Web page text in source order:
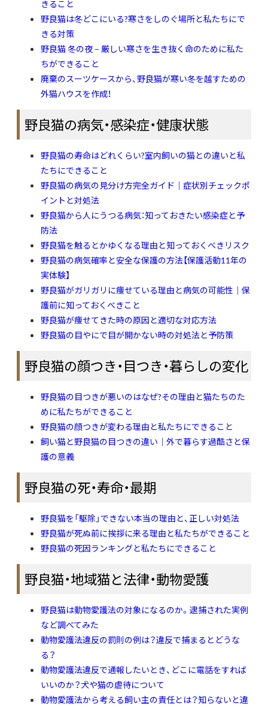
きること
野良猫は冬どこにいる?寒さをしのぐ場所と私たちにで
きる対策
野良猫 冬の夜 – 厳しい寒さを生き抜く命のために私た
ちができること
廃棄のスーツケースから、野良猫が寒い冬を越すための
外猫ハウスを作成！
野良猫の病気・感染症・健康状態
野良猫の寿命はどれくらい?室内飼いの猫との違いと私
たちにできること
野良猫の病気の見分け方完全ガイド｜症状別チェックポ
イントと対処法
野良猫から人にうつる病気：知っておきたい感染症と予
防法
野良猫を触るとかゆくなる理由と知っておくべきリスク
野良猫の病気確率と安全な保護の方法【保護活動11年の
実体験】
野良猫がガリガリに痩せている理由と病気の可能性｜保
護前に知っておくべきこと
野良猫が痩せてきた時の原因と適切な対応方法
野良猫の目やにで目が開かない時の対処法と予防策
野良猫の顔つき・目つき・暮らしの変化
野良猫の目つきが悪いのはなぜ?その理由と猫たちのた
めに私たちができること
野良猫の顔つきが変わる理由と私たちにできること
飼い猫と野良猫の目つきの違い｜外で暮らす過酷さと保
護の意義
野良猫の死・寿命・最期
野良猫を「駆除」できない本当の理由と、正しい対処法
野良猫が死ぬ前に挨拶に来る理由と私たちができること
野良猫の死因ランキングと私たちにできること
野良猫・地域猫と法律・動物愛護
野良猫は動物愛護法の対象になるのか。逮捕された実例
など調べてみた
動物愛護法違反の罰則の例は？違反で捕まるとどうな
る？
動物愛護法違反で通報したいとき、どこに電話をすれば
いいのか？犬や猫の虐待について
動物愛護法から考える飼い主の責任とは？知らないと違